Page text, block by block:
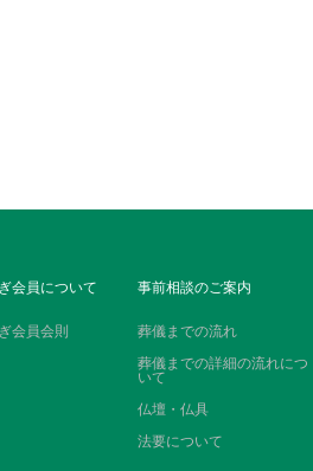
会員について
会員会則
事前相談のご案内
葬儀までの流れ
葬儀までの詳細の流れにつ
いて
仏壇・仏具
法要について